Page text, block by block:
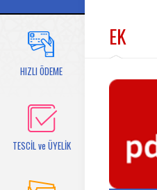
HIZLI ÖDEME
TESCİL ve ÜYELİK
EK